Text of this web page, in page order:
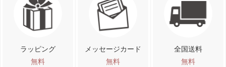
ラッピング
無料
メッセージカード
無料
全国送料
無料